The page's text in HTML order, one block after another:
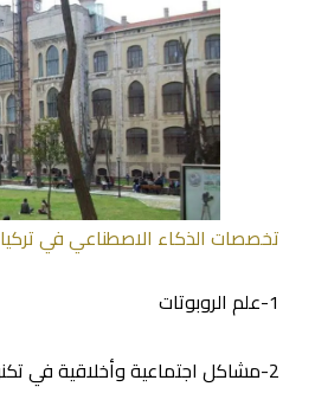
تخصصات الذكاء الاصطناعي في تركيا
1-علم الروبوتات
2-مشاكل اجتماعية وأخلاقية في تكنولوجيا الكمبيوتر.